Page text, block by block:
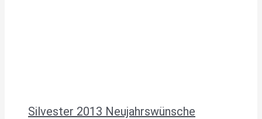
Silvester 2013 Neujahrswünsche